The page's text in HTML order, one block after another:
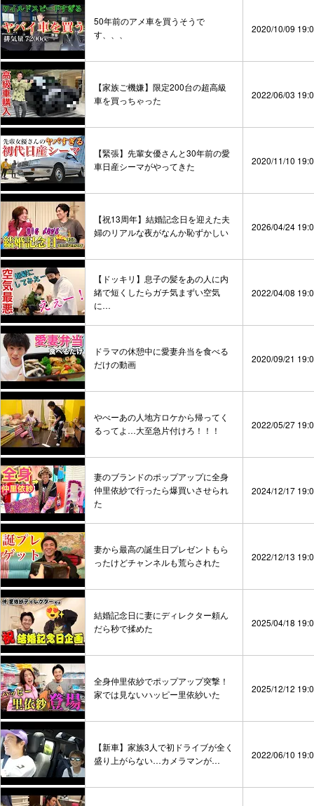
50年前のアメ車を買うそうで
す、、、
2020/10/09
【家族ご機嫌】限定200台の超高級
車を買っちゃった
2022/06/03
【緊張】先輩女優さんと30年前の愛
車日産シーマがやってきた
2020/11/10
【祝13周年】結婚記念日を迎えた夫
婦のリアルな夜がなんか恥ずかしい
2026/04/24
【ドッキリ】息子の髪をあの人に内
緒で短くしたらガチ気まずい空気
に…
2022/04/08
ドラマの休憩中に愛妻弁当を食べる
だけの動画
2020/09/21
やべーあの人地方ロケから帰ってく
るってよ…大至急片付けろ！！！
2022/05/27
妻のブランドのポップアップに全身
仲里依紗で行ったら爆買いさせられ
た
2024/12/17
妻から最高の誕生日プレゼントもら
ったけどチャンネルも荒らされた
2022/12/13
結婚記念日に妻にディレクター頼ん
だら秒で揉めた
2025/04/18
全身仲里依紗でポップアップ突撃！
家では見ないハッピー里依紗いた
2025/12/12
【新車】家族3人で初ドライブが全く
盛り上がらない…カメラマンが…
2022/06/10